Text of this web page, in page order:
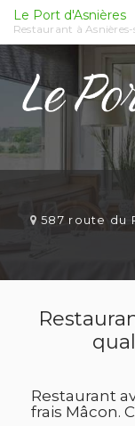
Aller
au
contenu
principal
Le Port d'Asnières
Restaurant à
587 route du
Restaurant
frais Mâcon.